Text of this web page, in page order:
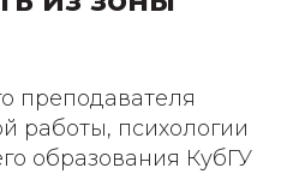
преподавателя
работы, психологии
образования КубГУ